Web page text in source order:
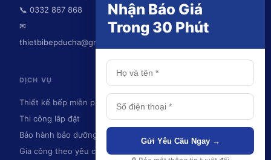
📞 0332 867 868
✉
thietbibepducha@gmail.com
DỊCH VỤ
Thiết kế bếp miễn phí
Thi công lắp đặt
Bảo hành bảo dưỡng
Gia công theo yêu cầu
Thái Nguyên
Hà Nội
Nhận Báo Giá
Trong 30 Phút
Gửi Yêu Cầu Ngay →